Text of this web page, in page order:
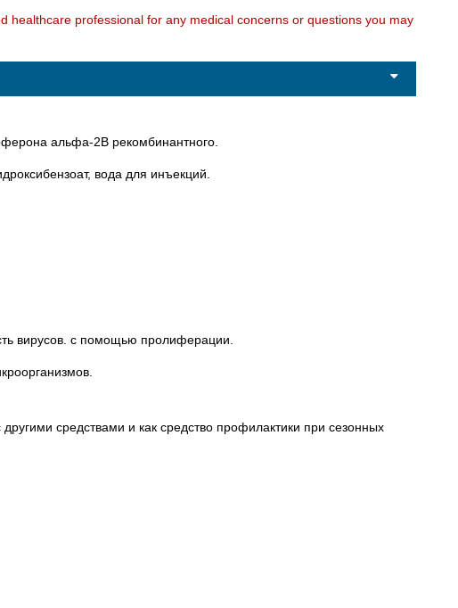
healthcare professional for any medical concerns or questions you may
альфа-2В рекомбинантного.
вода для инъекций.
вирусов. с помощью пролиферации.
средствами и как средство профилактики при сезонных